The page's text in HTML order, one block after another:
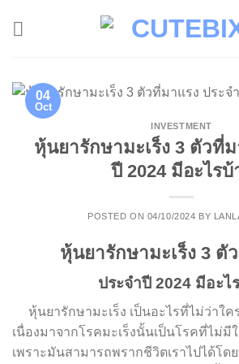
04
Oct
INVESTMENT
หุ้นยารักษามะเร็ง 3 ตัวที่
ปี 2024 มีอะไรบ้
POSTED ON 04/10/2024 BY
หุ้นยารักษามะเร็ง 3 ตั
ประจำปี 2024 มีอะไ
หุ้นยารักษามะเร็ง เป็นอะไรที่ไม่ว่าใค
เนื่องมาจากโรคมะเร็งนั้นเป็นโรคที่ไม่มี
เพราะมันสามารถพรากชีวิตเราไปได้โ